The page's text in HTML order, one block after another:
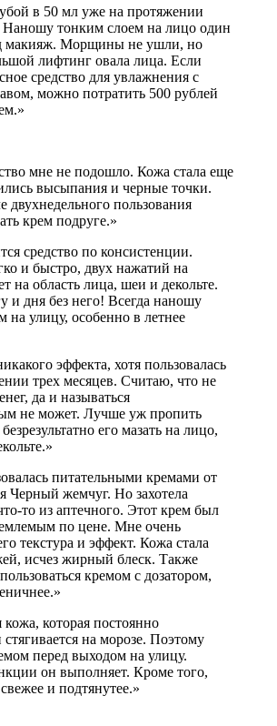
в 50 мл уже на протяжении
Наношу тонким слоем на лицо один
макияж. Морщины не ушли, но
лифтинг овала лица. Если
средство для увлажнения с
можно потратить 500 рублей
мне не подошло. Кожа стала еще
высыпания и черные точки.
двухнедельного пользования
крем подруге.»
средство по консистенции.
и быстро, двух нажатий на
на область лица, шеи и декольте.
и дня без него! Всегда наношу
на улицу, особенно в летнее
эффекта, хотя пользовалась
трех месяцев. Считаю, что не
да и называться
не может. Лучше уж пропить
его мазать на лицо,
питательными кремами от
Черный жемчуг. Но захотела
то из аптечного. Этот крем был
по цене. Мне очень
текстура и эффект. Кожа стала
исчез жирный блеск. Также
кремом с дозатором,
кожа, которая постоянно
на морозе. Поэтому
перед выходом на улицу.
он выполняет. Кроме того,
и подтянутее.»